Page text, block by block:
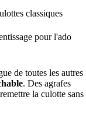
classiques
pour l'ado
de toutes les autres
. Des agrafes
la culotte sans